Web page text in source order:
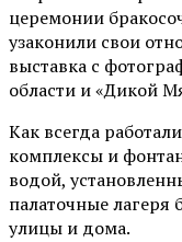
церемонии
узаконили свои
выставка с
области и «Дикой
Как всегда
комплексы и
водой,
палаточные
улицы и дома.